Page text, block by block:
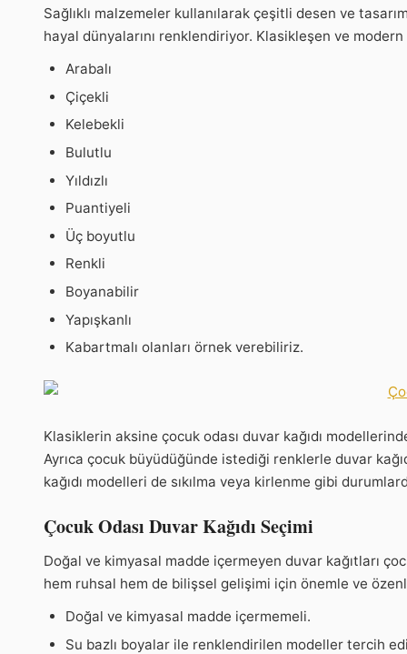
Sağlıklı malzemeler kullanılarak çeşitli desen ve
hayal dünyalarını renklendiriyor. Klasikleşen ve
Arabalı
Çiçekli
Kelebekli
Bulutlu
Yıldızlı
Puantiyeli
Üç boyutlu
Renkli
Boyanabilir
Yapışkanlı
Kabartmalı olanları örnek verebiliriz.
Klasiklerin aksine çocuk odası duvar kağıdı
Ayrıca çocuk büyüdüğünde istediği renklerle duvar
kağıdı modelleri de sıkılma veya kirlenme gibi
Çocuk Odası Duvar Kağıdı Seçimi
Doğal ve kimyasal madde içermeyen duvar kağıtları
hem ruhsal hem de bilişsel gelişimi için önemle ve
Doğal ve kimyasal madde içermemeli.
Su bazlı boyalar ile renklendirilen modeller tercih